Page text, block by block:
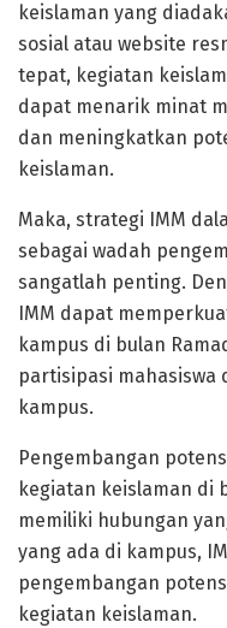
keislaman yang
sosial atau website
tepat, kegiatan
dapat menarik minat
dan meningkatkan
keislaman.
Maka, strategi IMM
sebagai wadah
sangatlah penting.
IMM dapat
kampus di bulan
partisipasi mahasiswa
kampus.
Pengembangan
kegiatan keislaman di
memiliki hubungan
yang ada di kampus,
pengembangan
kegiatan keislaman.